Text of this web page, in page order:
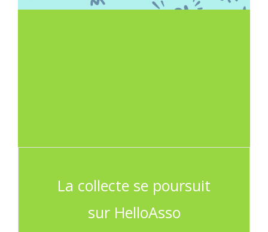
La collecte se poursuit
sur HelloAsso